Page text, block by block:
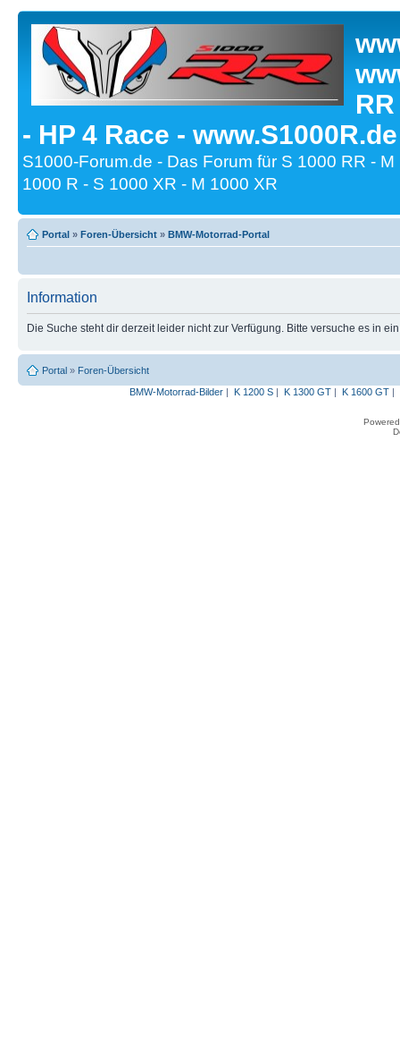
- HP 4 Race -
S1000-Forum.de - Das Forum für S 1000 RR -
1000 R - S 1000 XR - M 1000 XR
Portal » Foren-Übersicht » BMW-Motorrad-Portal
Information
Die Suche steht dir derzeit leider nicht zur Verfügung. Bitte versuche es in
Portal » Foren-Übersicht
BMW-Motorrad-Bilder| K 1200 S| K 1300 GT| K 1600 GT|